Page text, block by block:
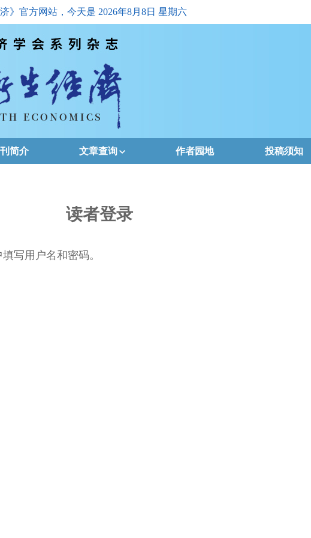
》官方网站，今天是 2026年8月8日 星期六
简介 文章查询
下载排名
作者园地 投稿须知
读者登录
写用户名和密码。